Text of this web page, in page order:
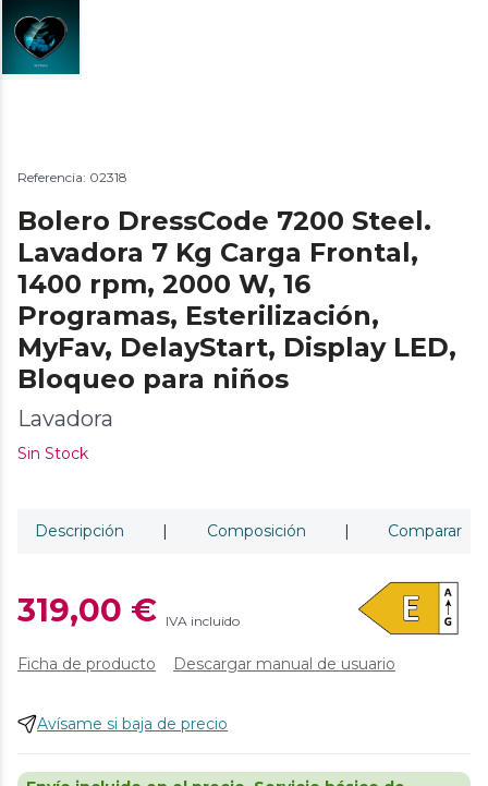
Referencia: 02318
Bolero DressCode 7200 Steel.
Lavadora 7 Kg Carga Frontal,
1400 rpm, 2000 W, 16
Programas, Esterilización,
MyFav, DelayStart, Display LED,
Bloqueo para niños
Lavadora
Sin Stock
Descripción | Composición | Comparar
319,00 € IVA incluido
Ficha de producto Descargar manual de usuario
Avísame si baja de precio